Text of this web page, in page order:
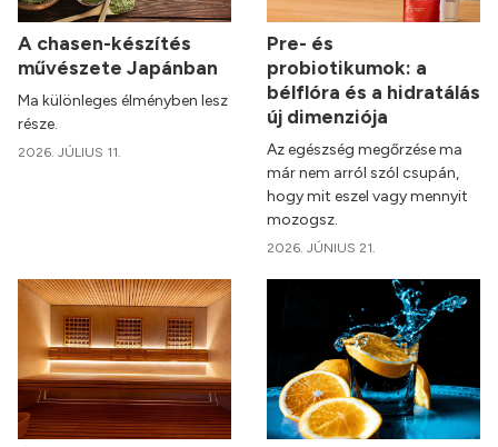
A chasen-készítés
művészete Japánban
Ma különleges élményben lesz
része.
2026. JÚLIUS 11.
Pre- és
probiotikumok: a
bélflóra és a hidratálás
új dimenziója
Az egészség megőrzése ma
már nem arról szól csupán,
hogy mit eszel vagy mennyit
mozogsz.
2026. JÚNIUS 21.